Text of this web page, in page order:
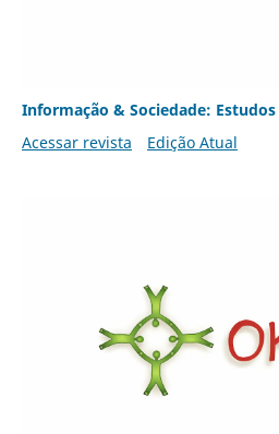
Informação & Sociedade: Estudos
Acessar revista
Edição Atual